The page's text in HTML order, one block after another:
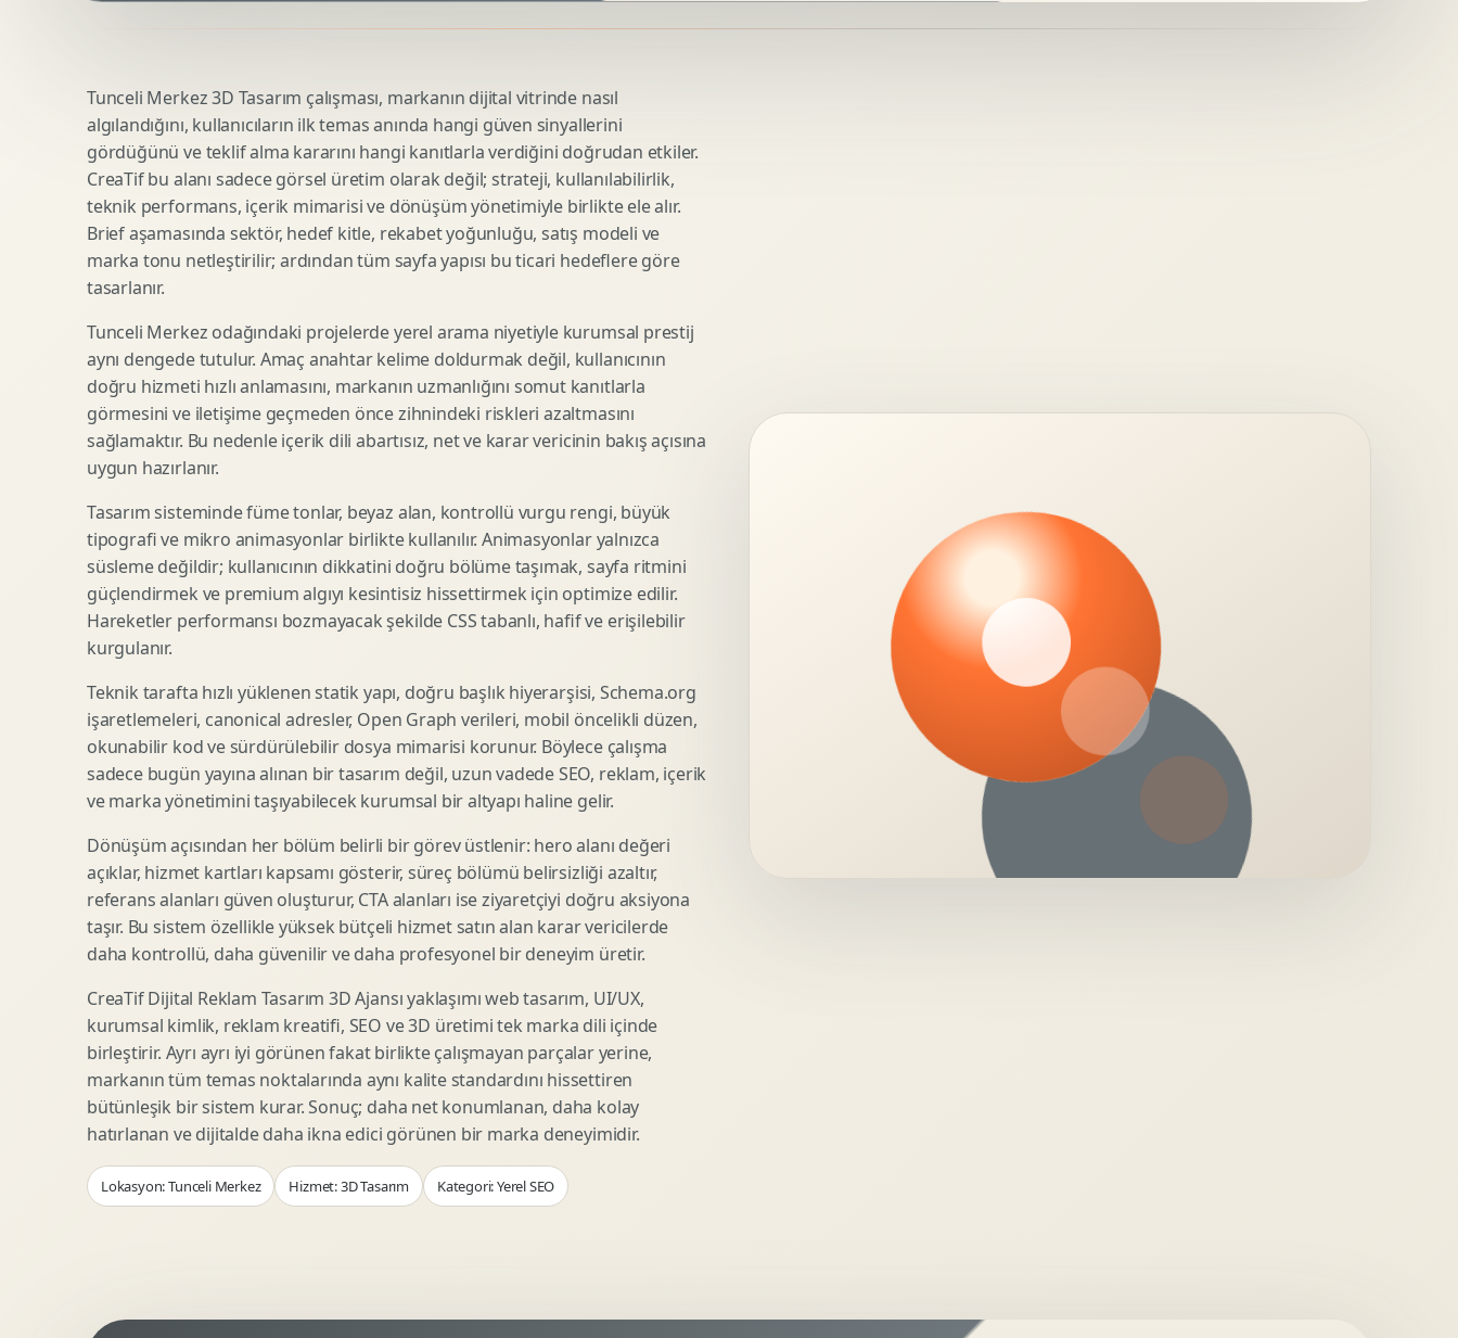
Kurumsal Logo Yenileme
Remarketing Kreatifleri
Influencer Kampanya Tasarimi
SEO Denetimi
E Ticaret SEO
Uluslararasi SEO
SEO Icerik Stratejisi
Schema Markup Optimizasyonu
Urun Gorsellestirme
3D Reklam Gorseli
Cgi Kampanya Gorseli
3D Karakter Tasarimi
3D Stand Tasarimi
3D Sosyal Medya Gorseli
3D Lansman Filmi
3D Urun Modelleme
Mimari 3D Gorsellestirme
Endustriyel Modelleme
Low Poly Modelleme
High Poly Modelleme
3D Render Alma
Teknik Modelleme
Premium Ambalaj Tasarimi
Etiket Tasarimi
Kutu Tasarimi
Raf Gorunurlugu
E Ticaret Kutu Tasarimi
Ambalaj Mockup Tasarimi
Afis Tasarimi
Brosur Tasarimi
Sosyal Medya Gorsel Tasarimi
Sunum Tasarimi
Katalog Tasarimi
Fuaye Gorsel Tasarimi
Kurumsal Ilan Tasarimi
Marka Stratejisi
Marka Konumlandirma
Isimlendirme
Rekabet Analizi
Hedef Kitle Analizi
Deger Onerisi Tasarimi
Pazara Giris Stratejisi
Woocommerce Tasarim
Eticaret UX Optimizasyonu
Kategori Sayfasi Tasarimi
Pazaryeri Marka Magazasi
Eticaret SEO Altyapisi
Reklam Landing Page
Urun Lansman Sayfasi
Ab Test Arayuzu
Webinar Landing Page
Form Optimizasyonu
Sales Page Tasarimi
Video Reklam Kreatifi
Outdoor Reklam Tasarimi
Kampanya Kimligi
Performans Kreatif Seti
Statik Reklam Gorseli
Motion Banner Tasarimi
Logo Animasyonu
Mikro Animasyon Tasarimi
Reklam Motion Video
Urun Tanitim Animasyonu
Webgl Deneyim Tasarimi
Interaktif Kampanya
AI Gorsel Konsept
Dinamik Landing Page
Tunceli Merkez 3D Tasarım çalışması, markanın dijital vitrinde nasıl
algılandığını, kullanıcıların ilk temas anında hangi güven sinyallerini
gördüğünü ve teklif alma kararını hangi kanıtlarla verdiğini doğrudan etkiler.
CreaTif bu alanı sadece görsel üretim olarak değil; strateji, kullanılabilirlik,
teknik performans, içerik mimarisi ve dönüşüm yönetimiyle birlikte ele alır.
Brief aşamasında sektör, hedef kitle, rekabet yoğunluğu, satış modeli ve
marka tonu netleştirilir; ardından tüm sayfa yapısı bu ticari hedeflere göre
tasarlanır.
Tunceli Merkez odağındaki projelerde yerel arama niyetiyle kurumsal prestij
aynı dengede tutulur. Amaç anahtar kelime doldurmak değil, kullanıcının
doğru hizmeti hızlı anlamasını, markanın uzmanlığını somut kanıtlarla
görmesini ve iletişime geçmeden önce zihnindeki riskleri azaltmasını
sağlamaktır. Bu nedenle içerik dili abartısız, net ve karar vericinin bakış açısına
uygun hazırlanır.
Tasarım sisteminde füme tonlar, beyaz alan, kontrollü vurgu rengi, büyük
tipografi ve mikro animasyonlar birlikte kullanılır. Animasyonlar yalnızca
süsleme değildir; kullanıcının dikkatini doğru bölüme taşımak, sayfa ritmini
güçlendirmek ve premium algıyı kesintisiz hissettirmek için optimize edilir.
Hareketler performansı bozmayacak şekilde CSS tabanlı, hafif ve erişilebilir
kurgulanır.
Teknik tarafta hızlı yüklenen statik yapı, doğru başlık hiyerarşisi, Schema.org
işaretlemeleri, canonical adresler, Open Graph verileri, mobil öncelikli düzen,
okunabilir kod ve sürdürülebilir dosya mimarisi korunur. Böylece çalışma
sadece bugün yayına alınan bir tasarım değil, uzun vadede SEO, reklam, içerik
ve marka yönetimini taşıyabilecek kurumsal bir altyapı haline gelir.
Dönüşüm açısından her bölüm belirli bir görev üstlenir: hero alanı değeri
açıklar, hizmet kartları kapsamı gösterir, süreç bölümü belirsizliği azaltır,
referans alanları güven oluşturur, CTA alanları ise ziyaretçiyi doğru aksiyona
taşır. Bu sistem özellikle yüksek bütçeli hizmet satın alan karar vericilerde
daha kontrollü, daha güvenilir ve daha profesyonel bir deneyim üretir.
CreaTif Dijital Reklam Tasarım 3D Ajansı yaklaşımı web tasarım, UI/UX,
kurumsal kimlik, reklam kreatifi, SEO ve 3D üretimi tek marka dili içinde
birleştirir. Ayrı ayrı iyi görünen fakat birlikte çalışmayan parçalar yerine,
markanın tüm temas noktalarında aynı kalite standardını hissettiren
bütünleşik bir sistem kurar. Sonuç; daha net konumlanan, daha kolay
hatırlanan ve dijitalde daha ikna edici görünen bir marka deneyimidir.
Lokasyon: Tunceli Merkez Hizmet: 3D Tasarım Kategori: Yerel SEO